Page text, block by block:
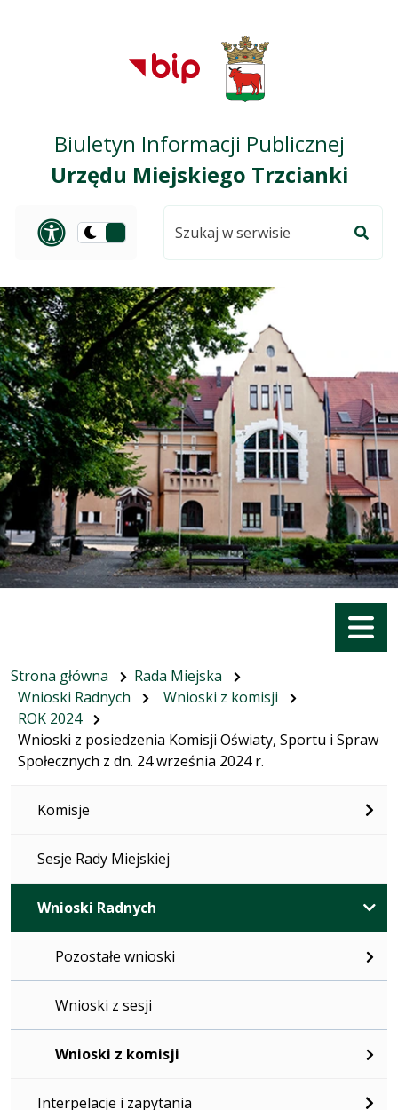
Przejdź do
głównego menu
Przejdź do treści
Przejdź do mapy
serwisu
Biuletyn Informacji Publicznej
Urzędu Miejskiego Trzcianki
Panel dostosowania
Przełącz
ciemną
serwisie
Menu
Strona główna
Rada Miejska
Wnioski Radnych
Wnioski z komisji
ROK 2024
Wnioski z posiedzenia Komisji Oświaty, Sportu i Spraw
Społecznych z dn. 24 września 2024 r.
Komisje
Sesje Rady Miejskiej
Wnioski Radnych
Pozostałe wnioski
Wnioski z sesji
Wnioski z komisji
Interpelacje i zapytania